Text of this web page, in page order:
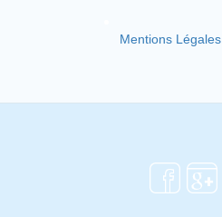
Mentions Légales